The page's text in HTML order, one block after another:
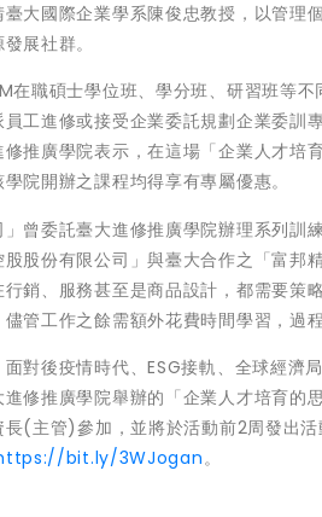
大國際企業學系陳俊忠教授，以管
展社群。
在職碩士學位班、學分班、研習班等
工進修或接受企業委託規劃企業委
推廣學院表示，在這場「企業人才
院開辦之課程均得享有專屬優惠。
」曾委託臺大進修推廣學院辦理系列
股份有限公司」與臺大合作之「富
銷、服務甚至是商品設計，都需要
管工作之餘需額外花費時間學習，過
對後疫情時代、ESG接軌、全球經
修推廣學院舉辦的「企業人才培育的
長(主管)參加，並將於活動前2周發出
bit.ly/3WJogan。